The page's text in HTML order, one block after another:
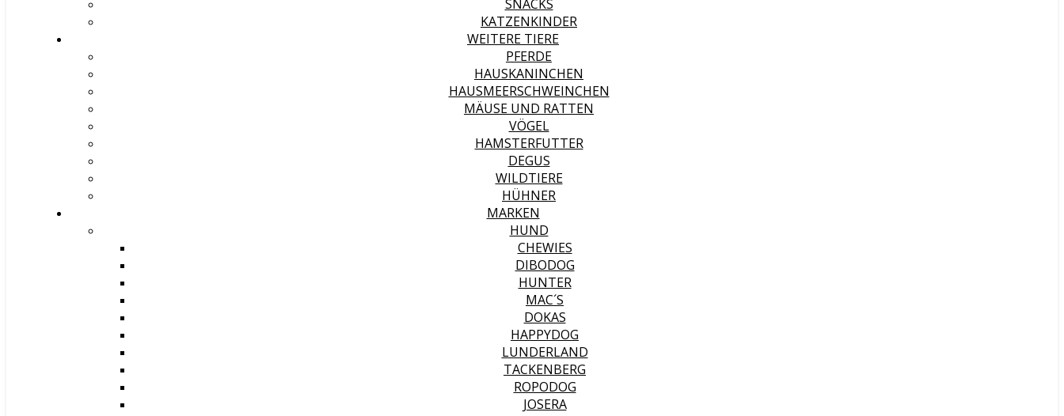
SNACKS
KATZENKINDER
WEITERE TIERE
PFERDE
HAUSKANINCHEN
HAUSMEERSCHWEINCHEN
MÄUSE UND RATTEN
VÖGEL
HAMSTERFUTTER
DEGUS
WILDTIERE
HÜHNER
MARKEN
HUND
CHEWIES
DIBODOG
HUNTER
MAC´S
DOKAS
HAPPYDOG
LUNDERLAND
TACKENBERG
ROPODOG
JOSERA